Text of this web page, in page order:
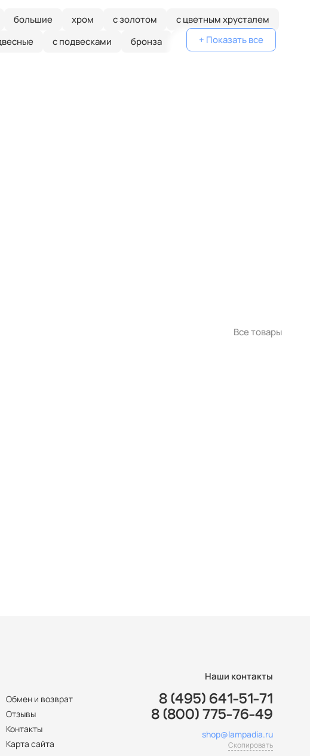
большие хром с золотом
с цветным хрусталем
с подвесками бронза потолочные
+ Показать все
Все товары
Обмен и возврат
Отзывы
Контакты
Карта сайта
Наши контакты
8 (495) 641-51-71
8 (800) 775-76-49
shop@lampadia.ru
Скопировать